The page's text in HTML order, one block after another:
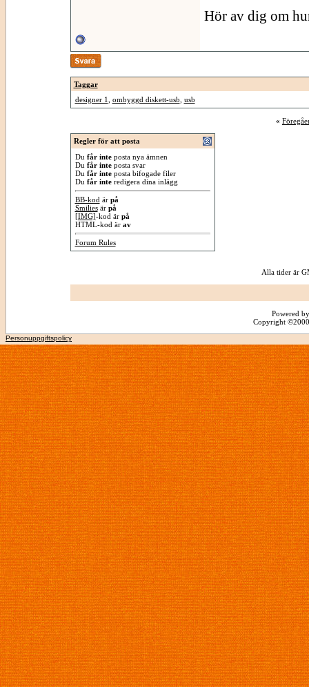
Hör av dig om
Taggar
designer 1
ombyggd diskett-usb usb
«
Regler för att posta
Du får inteposta nya ämnen
Du får inteposta svar
Du får inteposta bifogade filer
Du får interedigera dina inlägg
BB-kod är på
Smiliesär på
[IMG]-kod är på
HTML-kod är av
Forum Rules
Alla tider är
Powered
Copyright
Personuppgiftspolicy